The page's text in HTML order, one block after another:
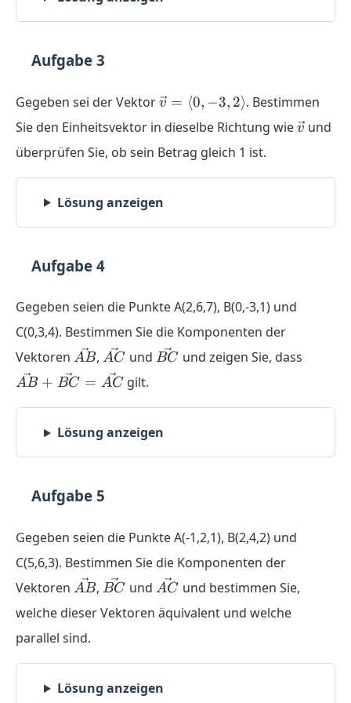
Aufgabe 3
Gegeben sei der Vektor\vec{v}
\langle
0,-3,2
v = ⟨0, −3, 2⟩. Bestimmen
Sie den Einheitsvektor in dieselbe Richtung wie\vec{v}
v und
überprüfen Sie, ob sein Betrag gleich 1 ist.
Lösung anzeigen
Aufgabe 4
Gegeben seien die Punkte A(2,6,7), B(0,-3,1) und
C(0,3,4). Bestimmen Sie die Komponenten der
Vektoren \vec{AB}
AB, \vec{AC}
AC und \vec{BC}
BC und zeigen Sie, dass
=
AB + BC = AC gilt.
Lösung anzeigen
Aufgabe 5
Gegeben seien die Punkte A(-1,2,1), B(2,4,2) und
C(5,6,3). Bestimmen Sie die Komponenten der
Vektoren \vec{AB}
AB, \vec{BC}
BC und \vec{AC}
AC und bestimmen Sie,
welche dieser Vektoren äquivalent und welche
parallel sind.
Lösung anzeigen